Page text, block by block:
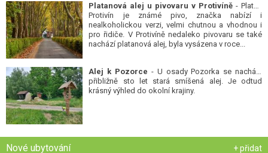
Platanová alej u pivovaru v Protivíně - Platan
Protivín je známé pivo, značka nabízí i
nealkoholickou verzi, velmi chutnou a vhodnou i
pro řidiče. V Protivíně nedaleko pivovaru se také
nachází platanová alej, byla vysázena v roce...
Alej k Pozorce - U osady Pozorka se nachází
přibližně sto let stará smíšená alej. Je odtud
krásný výhled do okolní krajiny.
Nové ubytování + přidat